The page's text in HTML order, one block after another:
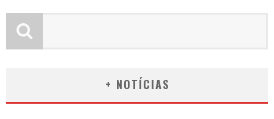
+ NOTÍCIAS